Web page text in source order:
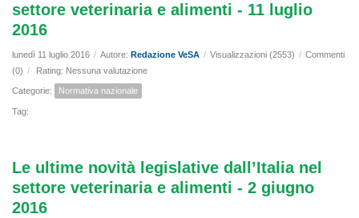
settore veterinaria e alimenti - 11 luglio
2016
lunedì 11 luglio 2016 / Autore: Redazione VeSA / Visualizzazioni (2553) / Commenti
(0) / Rating: Nessuna valutazione
Categorie: Normativa nazionale
Tag:
Le ultime novità legislative dall’Italia nel
settore veterinaria e alimenti - 2 giugno
2016